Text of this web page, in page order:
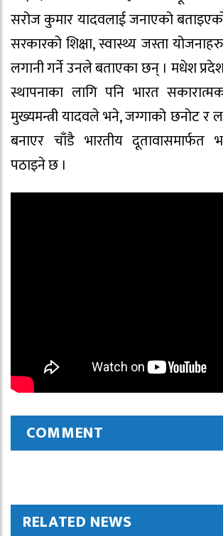
सरोज कुमार यादवलाई जनाएको
सरकारको शिक्षा, स्वास्थ्य जस्ता
लगानी गर्ने उनले बताएका छन् । मधेश
स्थापनाका लागि पनि भारत
मुख्यमन्त्री यादवले भने, जग्गाको छनोट र
बनाएर चाँडै भारतीय दूतावासमार्फत
पठाइने छ ।
COMMENT
RELATED NEWS